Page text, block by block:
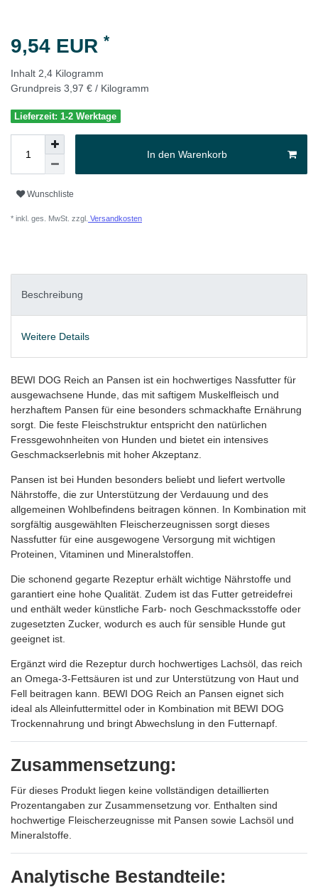
9,54 EUR *
Inhalt 2,4 Kilogramm
Grundpreis 3,97 € / Kilogramm
Lieferzeit: 1-2 Werktage
In den Warenkorb
Wunschliste
* inkl. ges. MwSt. zzgl. Versandkosten
Beschreibung
Weitere Details
BEWI DOG Reich an Pansen ist ein hochwertiges Nassfutter für
ausgewachsene Hunde, das mit saftigem Muskelfleisch und
herzhaftem Pansen für eine besonders schmackhafte Ernährung
sorgt. Die feste Fleischstruktur entspricht den natürlichen
Fressgewohnheiten von Hunden und bietet ein intensives
Geschmackserlebnis mit hoher Akzeptanz.
Pansen ist bei Hunden besonders beliebt und liefert wertvolle
Nährstoffe, die zur Unterstützung der Verdauung und des
allgemeinen Wohlbefindens beitragen können. In Kombination mit
sorgfältig ausgewählten Fleischerzeugnissen sorgt dieses
Nassfutter für eine ausgewogene Versorgung mit wichtigen
Proteinen, Vitaminen und Mineralstoffen.
Die schonend gegarte Rezeptur erhält wichtige Nährstoffe und
garantiert eine hohe Qualität. Zudem ist das Futter getreidefrei
und enthält weder künstliche Farb- noch Geschmacksstoffe oder
zugesetzten Zucker, wodurch es auch für sensible Hunde gut
geeignet ist.
Ergänzt wird die Rezeptur durch hochwertiges Lachsöl, das reich
an Omega-3-Fettsäuren ist und zur Unterstützung von Haut und
Fell beitragen kann. BEWI DOG Reich an Pansen eignet sich
ideal als Alleinfuttermittel oder in Kombination mit BEWI DOG
Trockennahrung und bringt Abwechslung in den Futternapf.
Zusammensetzung:
Für dieses Produkt liegen keine vollständigen detaillierten
Prozentangaben zur Zusammensetzung vor. Enthalten sind
hochwertige Fleischerzeugnisse mit Pansen sowie Lachsöl und
Mineralstoffe.
Analytische Bestandteile: